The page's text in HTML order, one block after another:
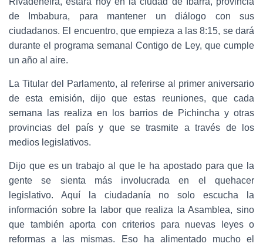
de Imbabura, para mantener un diálogo con sus
ciudadanos. El encuentro, que empieza a las 8:15, se dará
durante el programa semanal Contigo de Ley, que cumple
un año al aire.
La Titular del Parlamento, al referirse al primer aniversario
de esta emisión, dijo que estas reuniones, que cada
semana las realiza en los barrios de Pichincha y otras
provincias del país y que se trasmite a través de los
medios legislativos.
Dijo que es un trabajo al que le ha apostado para que la
gente se sienta más involucrada en el quehacer
legislativo. Aquí la ciudadanía no solo escucha la
información sobre la labor que realiza la Asamblea, sino
que también aporta con criterios para nuevas leyes o
reformas a las mismas. Eso ha alimentado mucho el